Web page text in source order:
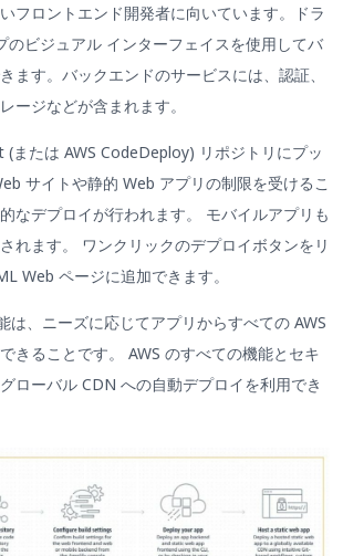
フロントエンド開発者に向いています。ドラ
のビジュアル インターフェイスを使用してバ
ます。バックエンドのサービスには、認証、
ージなどが含まれます。
または AWS CodeDeploy) リポジトリにプッ
サイトや静的 Web アプリの制限を受けるこ
なデプロイが行われます。 モバイルアプリも
れます。 ワンクリックのデプロイボタンをリ
Web ページに追加できます。
は、ニーズに応じてアプリからすべての AWS
きることです。 AWS のすべての機能とセキ
ローバル CDN への自動デプロイを利用でき